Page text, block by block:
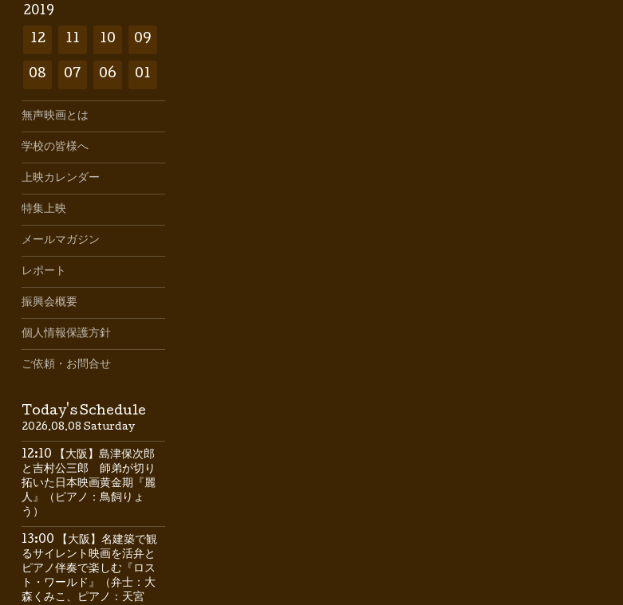
2019
12 11 10 09
08 07 06 01
無声映画とは
学校の皆様へ
上映カレンダー
特集上映
メールマガジン
レポート
振興会概要
個人情報保護方針
ご依頼・お問合せ
Today's Schedule
2026.08.08 Saturday
12:10 【大阪】島津保次郎
と吉村公三郎 師弟が切り
拓いた日本映画黄金期『麗
人』（ピアノ：鳥飼りょ
う）
13:00 【大阪】名建築で観
るサイレント映画を活弁と
ピアノ伴奏で楽しむ『ロス
ト・ワールド』（弁士：大
森くみこ、ピアノ：天宮